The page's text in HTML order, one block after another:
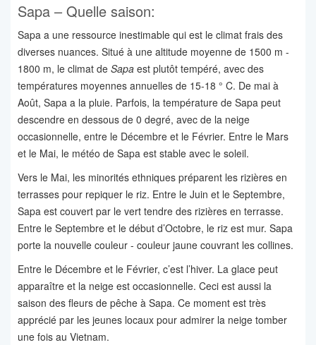
Sapa – Quelle saison:
Sapa a une ressource inestimable qui est le climat frais des
diverses nuances. Situé à une altitude moyenne de 1500 m -
1800 m, le climat de Sapa est plutôt tempéré, avec des
températures moyennes annuelles de 15-18 ° C. De mai à
Août, Sapa a la pluie. Parfois, la température de Sapa peut
descendre en dessous de 0 degré, avec de la neige
occasionnelle, entre le Décembre et le Février. Entre le Mars
et le Mai, le météo de Sapa est stable avec le soleil.
Vers le Mai, les minorités ethniques préparent les rizières en
terrasses pour repiquer le riz. Entre le Juin et le Septembre,
Sapa est couvert par le vert tendre des rizières en terrasse.
Entre le Septembre et le début d’Octobre, le riz est mur. Sapa
porte la nouvelle couleur - couleur jaune couvrant les collines.
Entre le Décembre et le Février, c’est l’hiver. La glace peut
apparaître et la neige est occasionnelle. Ceci est aussi la
saison des fleurs de pêche à Sapa. Ce moment est très
apprécié par les jeunes locaux pour admirer la neige tomber
une fois au Vietnam.